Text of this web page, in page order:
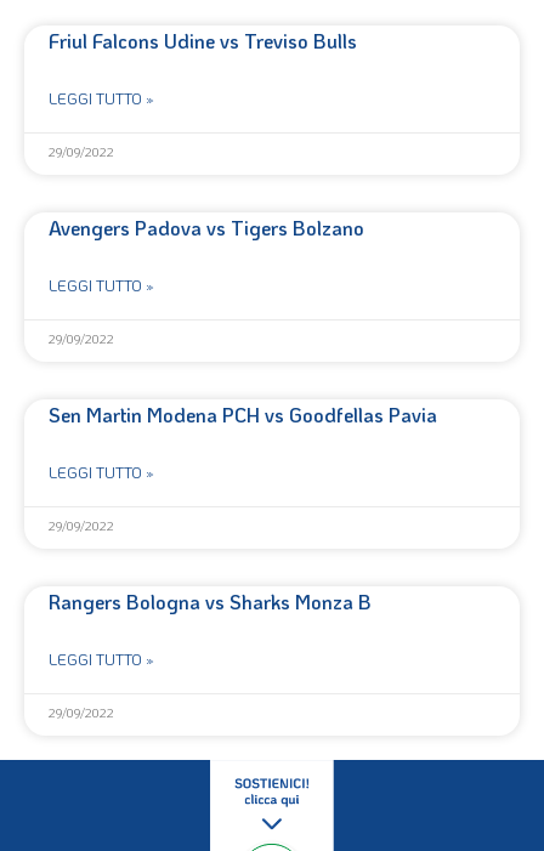
Friul Falcons Udine vs Treviso Bulls
LEGGI TUTTO »
29/09/2022
Avengers Padova vs Tigers Bolzano
LEGGI TUTTO »
29/09/2022
Sen Martin Modena PCH vs Goodfellas Pavia
LEGGI TUTTO »
29/09/2022
Rangers Bologna vs Sharks Monza B
LEGGI TUTTO »
29/09/2022